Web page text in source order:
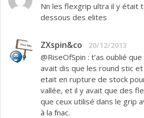
Nn les flexgrip ultra il y était
dessous des elites
ZXspin&co 20/12/2013
@RiseOfSpin : t’as oublié
avait dis que les round stic
etait en rupture de stock
vallée, et il y avait que des
que ceux utilisé dans le grip
à la fnac.